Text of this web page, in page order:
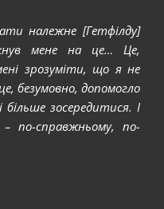
належне [Гетфілду]
мене на це… Це,
зрозуміти, що я не
безумовно, допомогло
зосередитися. І
по-справжньому, по-